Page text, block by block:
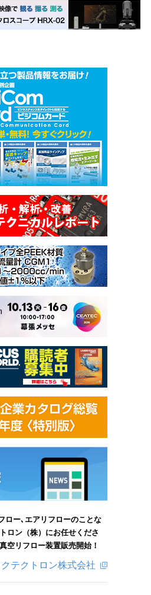
ロー､エアリフローのことな
ロン（株）にお任せくださ
空リフロー装置販売開始！
テクトロン株式会社